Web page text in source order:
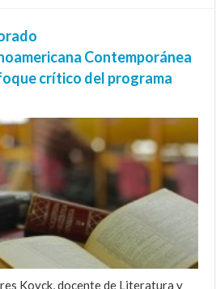
Contemporánea
crítico del programa
Koyck, docente de Literatura y